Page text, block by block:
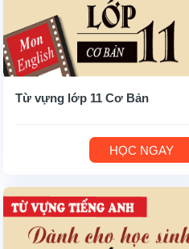
Từ vựng lớp 11 Cơ Bản
HỌC NGAY